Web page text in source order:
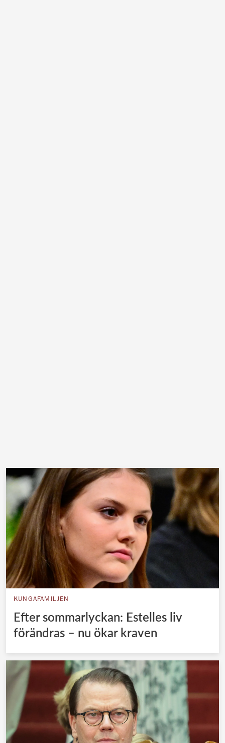
KUNGAFAMILJEN
Efter sommarlyckan: Estelles liv
förändras – nu ökar kraven